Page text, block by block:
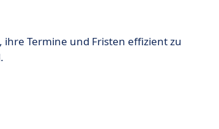
Termine und Fristen effizient zu